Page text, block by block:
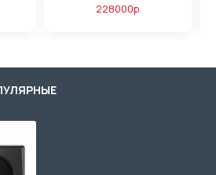
228000р.